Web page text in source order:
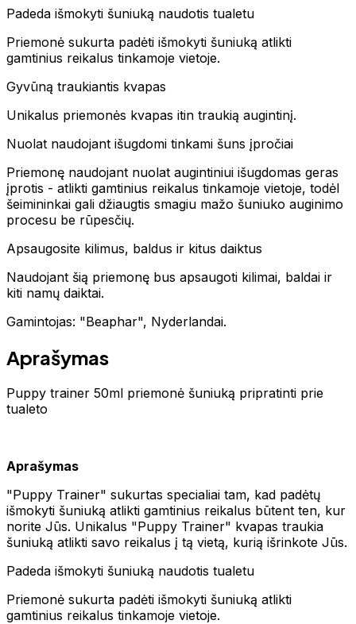
Padeda išmokyti šuniuką naudotis tualetu
Priemonė sukurta padėti išmokyti šuniuką atlikti
gamtinius reikalus tinkamoje vietoje.
Gyvūną traukiantis kvapas
Unikalus priemonės kvapas itin traukią augintinį.
Nuolat naudojant išugdomi tinkami šuns įpročiai
Priemonę naudojant nuolat augintiniui išugdomas geras
įprotis - atlikti gamtinius reikalus tinkamoje vietoje, todėl
šeimininkai gali džiaugtis smagiu mažo šuniuko auginimo
procesu be rūpesčių.
Apsaugosite kilimus, baldus ir kitus daiktus
Naudojant šią priemonę bus apsaugoti kilimai, baldai ir
kiti namų daiktai.
Gamintojas: "Beaphar", Nyderlandai.
Aprašymas
Puppy trainer 50ml priemonė šuniuką pripratinti prie
tualeto
Aprašymas
"Puppy Trainer" sukurtas specialiai tam, kad padėtų
išmokyti šuniuką atlikti gamtinius reikalus būtent ten, kur
norite Jūs. Unikalus "Puppy Trainer" kvapas traukia
šuniuką atlikti savo reikalus į tą vietą, kurią išrinkote Jūs.
Padeda išmokyti šuniuką naudotis tualetu
Priemonė sukurta padėti išmokyti šuniuką atlikti
gamtinius reikalus tinkamoje vietoje.